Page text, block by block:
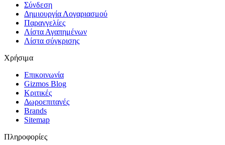
Σύνδεση
Δημιουργία Λογαριασμού
Παραγγελίες
Λίστα Αγαπημένων
Λίστα σύγκρισης
Χρήσιμα
Επικοινωνία
Gizmos Blog
Κριτικές
Δωροεπιταγές
Brands
Sitemap
Πληροφορίες